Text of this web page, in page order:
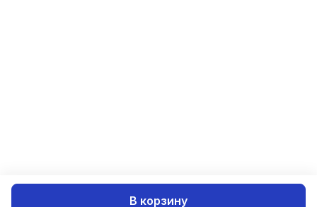
В корзину